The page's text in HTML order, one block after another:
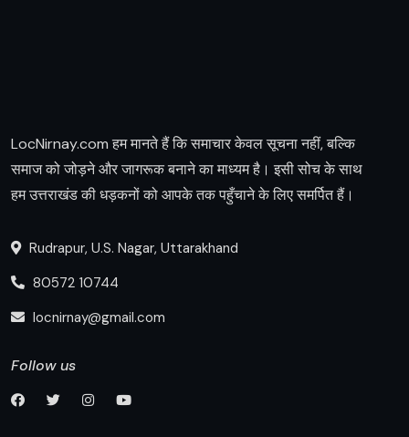
LocNirnay.com हम मानते हैं कि समाचार केवल सूचना नहीं, बल्कि
समाज को जोड़ने और जागरूक बनाने का माध्यम है। इसी सोच के साथ
हम उत्तराखंड की धड़कनों को आपके तक पहुँचाने के लिए समर्पित हैं।
Rudrapur, U.S. Nagar, Uttarakhand
80572 10744
locnirnay@gmail.com
Follow us